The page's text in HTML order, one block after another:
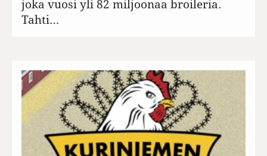
joka vuosi yli 82 miljoonaa broileria.
Tahti…